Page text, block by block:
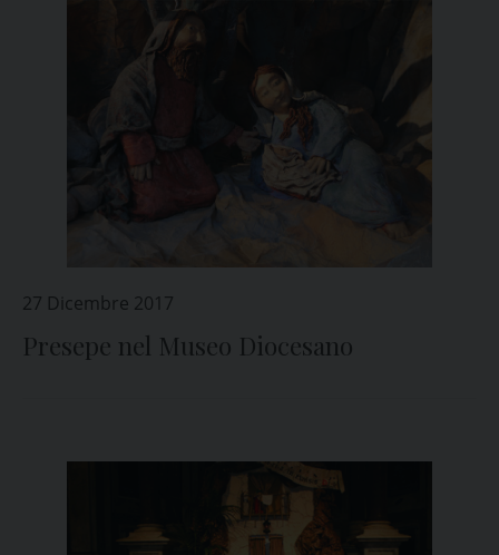
27 Dicembre 2017
Presepe nel Museo Diocesano